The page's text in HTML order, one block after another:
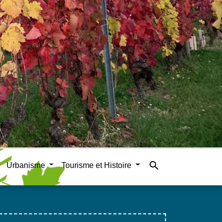
Urbanisme Tourisme et Histoire search